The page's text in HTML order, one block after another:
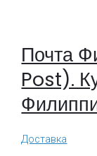
Почта
Post).
Доставка